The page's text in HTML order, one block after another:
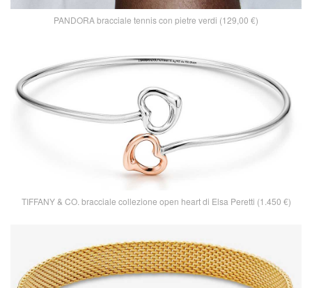
PANDORA bracciale tennis con pietre verdi (129,00 €)
TIFFANY & CO. bracciale collezione open heart di Elsa Peretti (1.450 €)